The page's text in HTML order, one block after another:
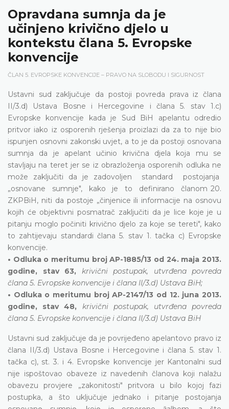
Opravdana sumnja da je
učinjeno krivično djelo u
kontekstu člana 5. Evropske
konvencije
ČLAN 5. EVROPSKE KONVENCIJE – PRAVO NA SLOBODU I SIGURNOST
Ustavni sud zaključuje da postoji povreda prava iz člana
II/3.d) Ustava Bosne i Hercegovine i člana 5. stav 1.c)
Evropske konvencije kada je Sud BiH apelantu odredio
pritvor iako iz osporenih rješenja proizlazi da za to nije bio
ispunjen osnovni zakonski uvjet, a to je da postoji osnovana
sumnja da je apelant učinio krivična djela koja mu se
stavljaju na teret jer se iz obrazloženja osporenih odluka ne
može zaključiti da je zadovoljen standard postojanja
„osnovane sumnje", kako je to definirano članom 20.
ZKPBiH, niti da postoje „činjenice ili informacije na osnovu
kojih će objektivni posmatrač zaključiti da je lice koje je u
pitanju moglo počiniti krivično djelo za koje se tereti", kako
to zahtijevaju standardi člana 5. stav 1. tačka c) Evropske
konvencije.
• Odluka o meritumu broj AP-1885/13 od 24. maja 2013.
godine, stav 63, krivični postupak, utvrđena povreda
člana 5. Evropske konvencije i člana II/3.d) Ustava BiH;
• Odluka o meritumu broj AP-2147/13 od 12. juna 2013.
godine, stav 48,
krivični postupak, utvrđena povreda
člana 5. Evropske konvencije i člana II/3.d) Ustava BiH
Ustavni sud zaključuje da je povrijeđeno apelantovo pravo iz
člana II/3.d) Ustava Bosne i Hercegovine i člana 5. stav 1.
tačka c), st. 3. i 4. Evropske konvencije jer Kantonalni sud
nije ispoštovao obaveze iz navedenih članova koji nalažu
obavezu provjere „zakonitosti" pritvora u bilo kojoj fazi
postupka, a što uključuje jednako i pitanje postojanja